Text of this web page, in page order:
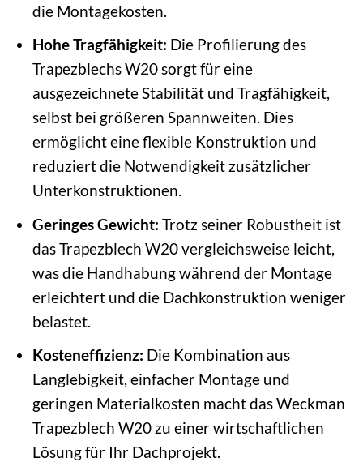
die Montagekosten.
Hohe Tragfähigkeit: Die Profilierung des
Trapezblechs W20 sorgt für eine
ausgezeichnete Stabilität und Tragfähigkeit,
selbst bei größeren Spannweiten. Dies
ermöglicht eine flexible Konstruktion und
reduziert die Notwendigkeit zusätzlicher
Unterkonstruktionen.
Geringes Gewicht: Trotz seiner Robustheit ist
das Trapezblech W20 vergleichsweise leicht,
was die Handhabung während der Montage
erleichtert und die Dachkonstruktion weniger
belastet.
Kosteneffizienz: Die Kombination aus
Langlebigkeit, einfacher Montage und
geringen Materialkosten macht das Weckman
Trapezblech W20 zu einer wirtschaftlichen
Lösung für Ihr Dachprojekt.